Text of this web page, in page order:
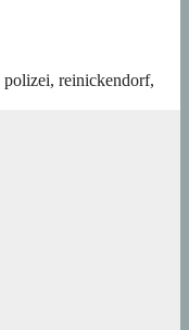
polizei, reinickendorf,